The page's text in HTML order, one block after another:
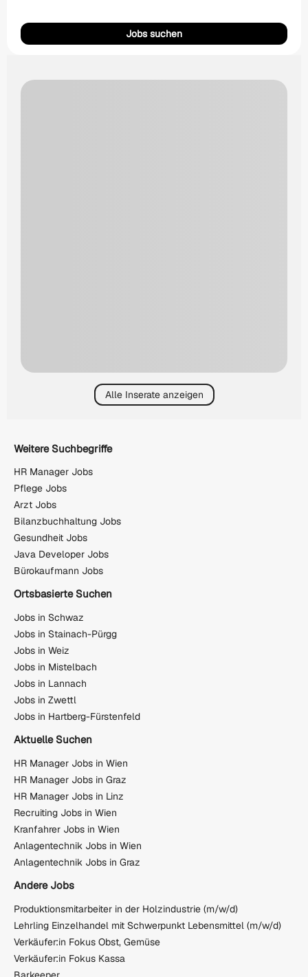
Jobs suchen
Alle Inserate anzeigen
Weitere Suchbegriffe
HR Manager Jobs
Pflege Jobs
Arzt Jobs
Bilanzbuchhaltung Jobs
Gesundheit Jobs
Java Developer Jobs
Bürokaufmann Jobs
Ortsbasierte Suchen
Jobs in Schwaz
Jobs in Stainach-Pürgg
Jobs in Weiz
Jobs in Mistelbach
Jobs in Lannach
Jobs in Zwettl
Jobs in Hartberg-Fürstenfeld
Aktuelle Suchen
HR Manager Jobs in Wien
HR Manager Jobs in Graz
HR Manager Jobs in Linz
Recruiting Jobs in Wien
Kranfahrer Jobs in Wien
Anlagentechnik Jobs in Wien
Anlagentechnik Jobs in Graz
Andere Jobs
Produktionsmitarbeiter in der Holzindustrie (m/w/d)
Lehrling Einzelhandel mit Schwerpunkt Lebensmittel (m/w/d)
Verkäufer:in Fokus Obst, Gemüse
Verkäufer:in Fokus Kassa